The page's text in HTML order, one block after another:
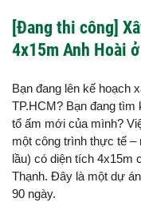
[Đang thi công]
4x15m Anh Hoài
Bạn đang lên kế hoạch
TP.HCM? Bạn đang tìm
tổ ấm mới của mình?
một công trình thực tế
lầu) có diện tích 4x15m
Thạnh. Đây là một dự
90 ngày.